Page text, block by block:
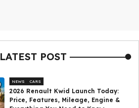
LATEST POST
NEWS CARS
2026 Renault Kwid Launch Today:
Price, Features, Mileage, Engine &